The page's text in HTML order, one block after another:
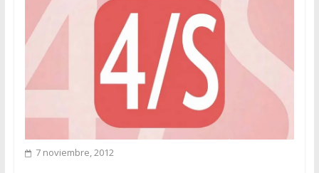
7 noviembre, 2012